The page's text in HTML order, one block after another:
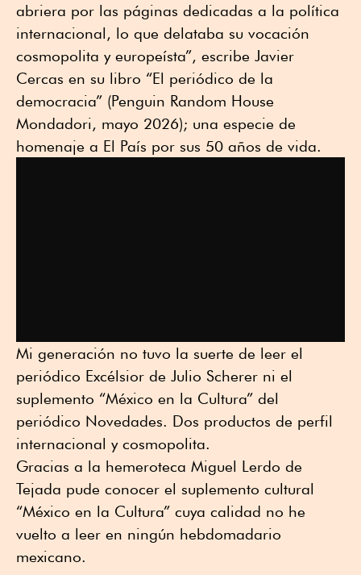
abriera por las páginas dedicadas a la política
internacional, lo que delataba su vocación
cosmopolita y europeísta”, escribe Javier
Cercas en su libro “El periódico de la
democracia” (Penguin Random House
Mondadori, mayo 2026); una especie de
homenaje a El País por sus 50 años de vida.
Mi generación no tuvo la suerte de leer el
periódico Excélsior de Julio Scherer ni el
suplemento “México en la Cultura” del
periódico Novedades. Dos productos de perfil
internacional y cosmopolita.
Gracias a la hemeroteca Miguel Lerdo de
Tejada pude conocer el suplemento cultural
“México en la Cultura” cuya calidad no he
vuelto a leer en ningún hebdomadario
mexicano.